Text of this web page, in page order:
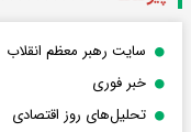
سایت رهبر معظم انقلاب
خبر فوری
تحلیل‌های روز اقتصادی